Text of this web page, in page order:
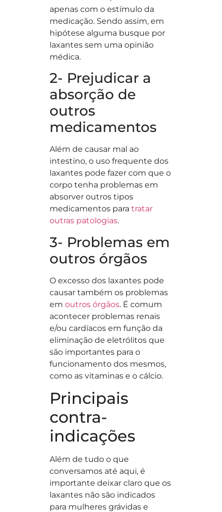
apenas com o estímulo da
medicação. Sendo assim, em
hipótese alguma busque por
laxantes sem uma opinião
médica.
2- Prejudicar a
absorção de
outros
medicamentos
Além de causar mal ao
intestino, o uso frequente dos
laxantes pode fazer com que o
corpo tenha problemas em
absorver outros tipos
medicamentos para tratar
outras patologias.
3- Problemas em
outros órgãos
O excesso dos laxantes pode
causar também os problemas
em outros órgãos. É comum
acontecer problemas renais
e/ou cardíacos em função da
eliminação de eletrólitos que
são importantes para o
funcionamento dos mesmos,
como as vitaminas e o cálcio.
Principais
contra-
indicações
Além de tudo o que
conversamos até aqui, é
importante deixar claro que os
laxantes não são indicados
para mulheres grávidas e